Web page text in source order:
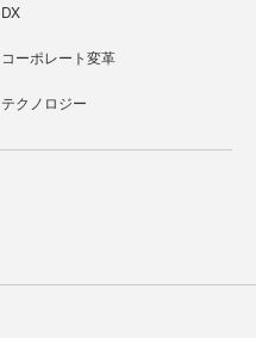
DX
コーポレート変革
テクノロジー